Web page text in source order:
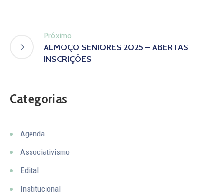
Próximo
ALMOÇO SENIORES 2025 – ABERTAS
INSCRIÇÕES
Categorias
Agenda
Associativismo
Edital
Institucional